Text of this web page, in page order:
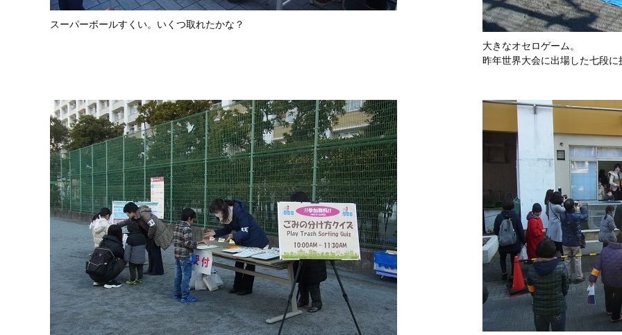
スーパーボールすくい。いくつ取れたかな？
大きなオセロゲーム。
昨年世界大会に出場した七段に